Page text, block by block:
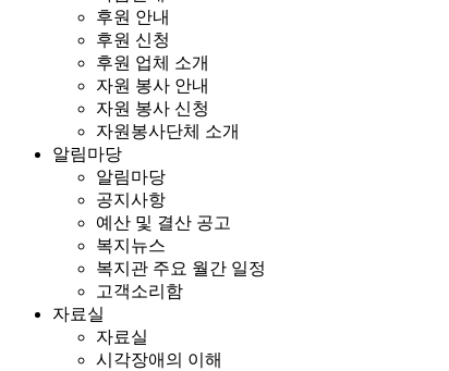
후원 안내
후원 신청
후원 업체 소개
자원 봉사 안내
자원 봉사 신청
자원봉사단체 소개
알림마당
알림마당
공지사항
예산 및 결산 공고
복지뉴스
복지관 주요 월간 일정
고객소리함
자료실
자료실
시각장애의 이해